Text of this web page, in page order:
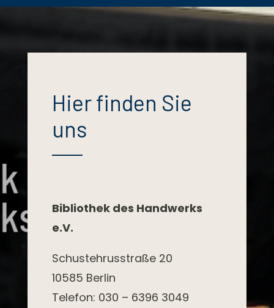
Hier finden Sie
uns
Bibliothek des Handwerks
e.V.
Schustehrusstraße 20
10585 Berlin
Telefon: 030 – 6396 3049